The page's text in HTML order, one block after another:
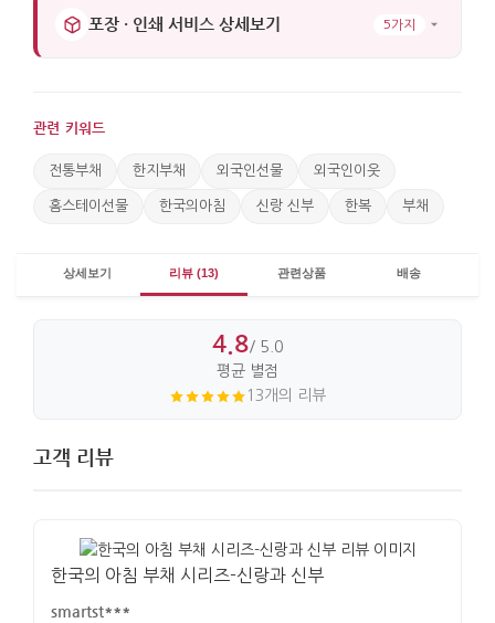
포장 · 인쇄 서비스 상세보기 5가지
관련 키워드
전통부채 한지부채 외국인선물 외국인이웃
홈스테이선물 한국의아침 신랑 신부 한복 부채
상세보기 리뷰 (13) 관련상품 배송
4.8/ 5.0
평균 별점
13개의 리뷰
고객 리뷰
한국의 아침 부채 시리즈-신랑과 신부
smartst***